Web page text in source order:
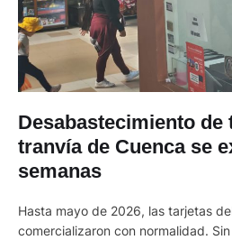
Desabastecimiento de
tranvía de Cuenca se
semanas
Hasta mayo de 2026, las tarjetas
comercializaron con normalidad.